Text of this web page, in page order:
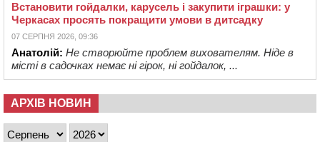
Встановити гойдалки, карусель і закупити іграшки: у
Черкасах просять покращити умови в дитсадку
07 СЕРПНЯ 2026, 09:36
Анатолій: Не створюйте проблем вихователям. Ніде в
місті в садочках немає ні гірок, ні гойдалок, ...
АРХІВ НОВИН